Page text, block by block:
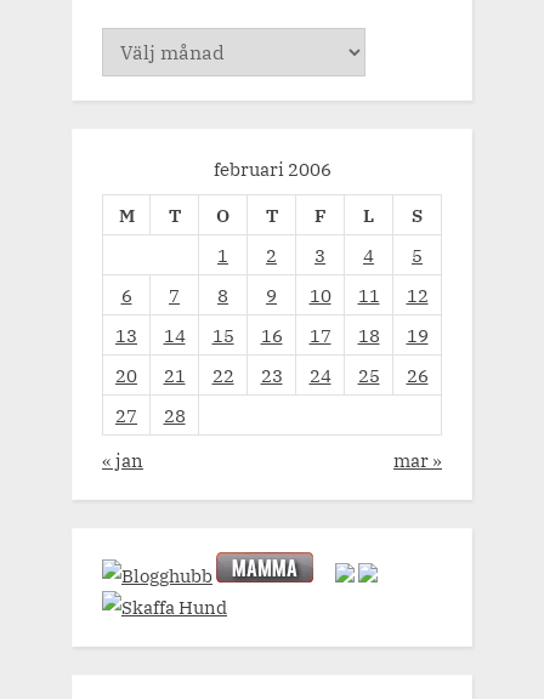
Arkiv
februari 2006
M
T O T F L
S
1
2 3 4
5
6
7 8 9 10 11
12
13
14 15 16 17 18
19
20
21 22 23 24 25
26
27
28
« jan
mar »